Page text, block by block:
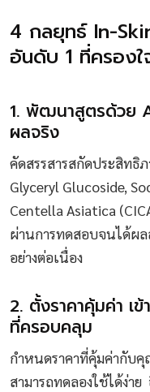
4 กลยุทธ์ In-
อันดับ 1 ที่ครองใ
1. พัฒนาสูตรด้วย
ผลจริง
คัดสรรสารสกัดประสิทธิ
Glyceryl Glucoside,
Centella Asiatica
ผ่านการทดสอบจนได้ผ
อย่างต่อเนื่อง
2. ตั้งราคาคุ้มค่า เ
ที่ครอบคลุม
กำหนดราคาที่คุ้มค่ากับ
สามารถทดลองใช้ได้ง่า